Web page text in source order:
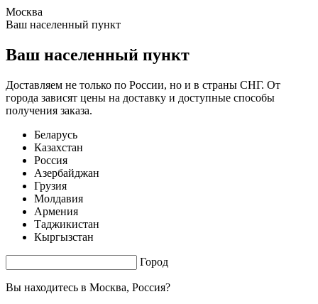
Москва
Ваш населенный пункт
Ваш населенный пункт
Доставляем не только по России, но и в страны СНГ. От
города зависят цены на доставку и доступные способы
получения заказа.
Беларусь
Казахстан
Россия
Азербайджан
Грузия
Молдавия
Армения
Таджикистан
Кыргызстан
Город
Вы находитесь в Москва, Россия?